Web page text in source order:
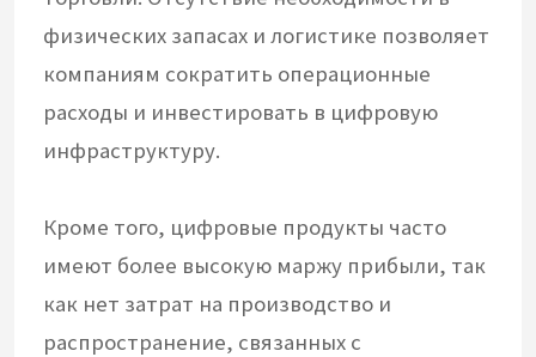
физических запасах и логистике позволяет
компаниям сократить операционные
расходы и инвестировать в цифровую
инфраструктуру.
Кроме того, цифровые продукты часто
имеют более высокую маржу прибыли, так
как нет затрат на производство и
распространение, связанных с